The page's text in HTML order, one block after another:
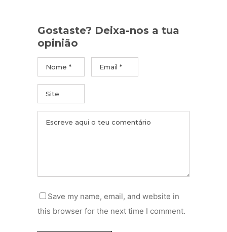
Gostaste? Deixa-nos a tua
opinião
Save my name, email, and website in
this browser for the next time I comment.